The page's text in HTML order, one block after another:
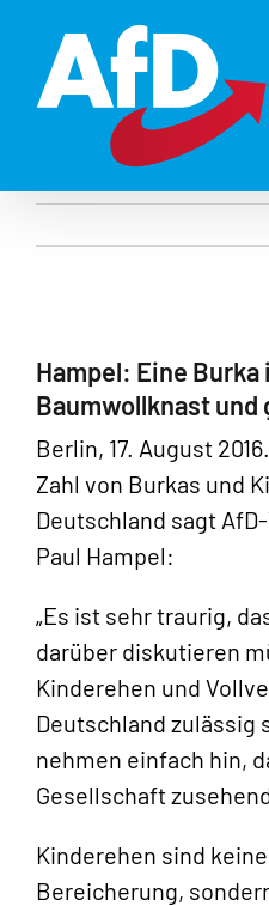
Inhalt
springen
Hampel: Eine Burka
Baumwollknast
Berlin, 17. August
Zahl von Burkas und
Deutschland sagt
Paul Hampel:
„Es ist sehr traurig,
darüber diskutieren
Kinderehen und
Deutschland zulässig
nehmen einfach hin,
Gesellschaft
Kinderehen sind
Bereicherung,